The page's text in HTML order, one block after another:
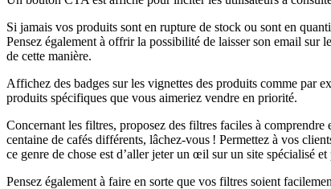
Si jamais vos produits sont en rupture de stock ou sont en
Pensez également à offrir la possibilité de laisser son email
de cette manière.
Affichez des badges sur les vignettes des produits comme par
produits spécifiques que vous aimeriez vendre en priorité.
Concernant les filtres, proposez des filtres faciles à
centaine de cafés différents, lâchez-vous ! Permettez à vos
ce genre de chose est d’aller jeter un œil sur un site spécialisé
Pensez également à faire en sorte que vos filtres soient